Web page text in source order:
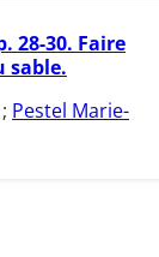
28-30. Faire
sable.
; Pestel Marie-